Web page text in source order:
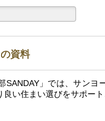
資料
SANDAY」では、サンヨ
い住まい選びをサポート